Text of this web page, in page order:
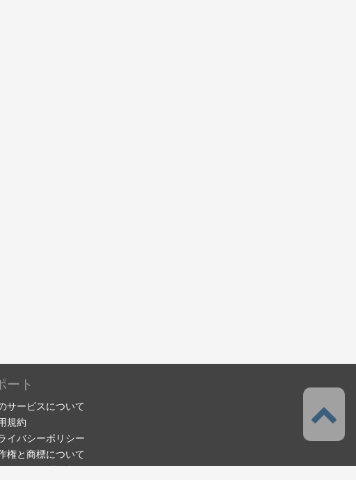
ート
サービスについて
規約
イバシーポリシー
権と商標について